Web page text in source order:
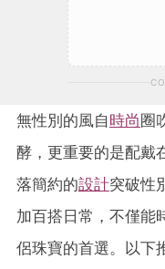
無性別的風自時尚圈
酵，更重要的是配戴
落簡約的設計突破性
加百搭日常，不僅能
侶珠寶的首選。以下